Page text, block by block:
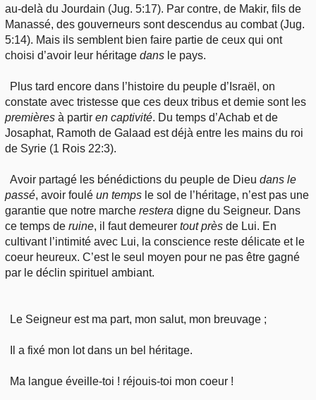
au-delà du Jourdain (Jug. 5:17). Par contre, de Makir, fils de
Manassé, des gouverneurs sont descendus au combat (Jug.
5:14). Mais ils semblent bien faire partie de ceux qui ont
choisi d’avoir leur héritage dans le pays.
Plus tard encore dans l’histoire du peuple d’Israël, on
constate avec tristesse que ces deux tribus et demie sont les
premières à partir en captivité. Du temps d’Achab et de
Josaphat, Ramoth de Galaad est déjà entre les mains du roi
de Syrie (1 Rois 22:3).
Avoir partagé les bénédictions du peuple de Dieudans le
passé, avoir foulé un temps le sol de l’héritage, n’est pas une
garantie que notre marche restera digne du Seigneur. Dans
ce temps de ruine, il faut demeurer tout près de Lui. En
cultivant l’intimité avec Lui, la conscience reste délicate et le
coeur heureux. C’est le seul moyen pour ne pas être gagné
par le déclin spirituel ambiant.
Le Seigneur est ma part, mon salut, mon breuvage ;
Il a fixé mon lot dans un bel héritage.
Ma langue éveille-toi ! réjouis-toi mon coeur !